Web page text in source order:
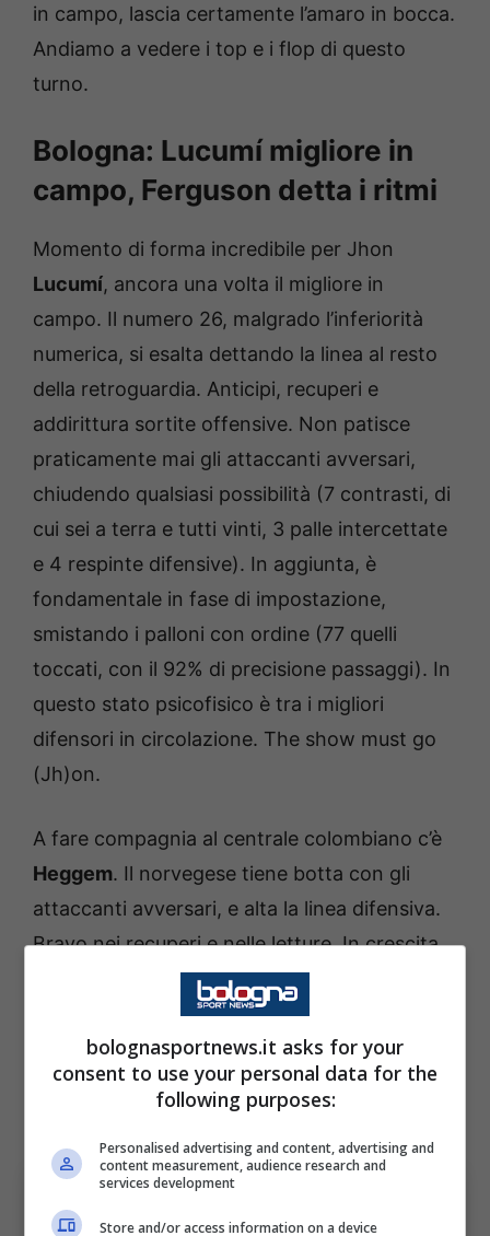
in campo, lascia certamente l’amaro in bocca.
Andiamo a vedere i top e i flop di questo
turno.
Bologna: Lucumí migliore in
campo, Ferguson detta i ritmi
Momento di forma incredibile per Jhon
Lucumí, ancora una volta il migliore in
campo. Il numero 26, malgrado l’inferiorità
numerica, si esalta dettando la linea al resto
della retroguardia. Anticipi, recuperi e
addirittura sortite offensive. Non patisce
praticamente mai gli attaccanti avversari,
chiudendo qualsiasi possibilità (7 contrasti, di
cui sei a terra e tutti vinti, 3 palle intercettate
e 4 respinte difensive). In aggiunta, è
fondamentale in fase di impostazione,
smistando i palloni con ordine (77 quelli
toccati, con il 92% di precisione passaggi). In
questo stato psicofisico è tra i migliori
difensori in circolazione. The show must go
(Jh)on.
A fare compagnia al centrale colombiano c’è
Heggem. Il norvegese tiene botta con gli
attaccanti avversari, e alta la linea difensiva.
Bravo nei recuperi e nelle letture. In crescita
anche in fase di impostazione. L’ex West
Brom diventa ogni partita sempre più
affidabile.Italianoha trovato la coppia
difensiva titolare? Sembra proprio di sì.
bolognasportnews.it asks for your
consent to use your personal data for the
following purposes:
Personalised advertising and content, advertising and
content measurement, audience research and
services development
Store and/or access information on a device